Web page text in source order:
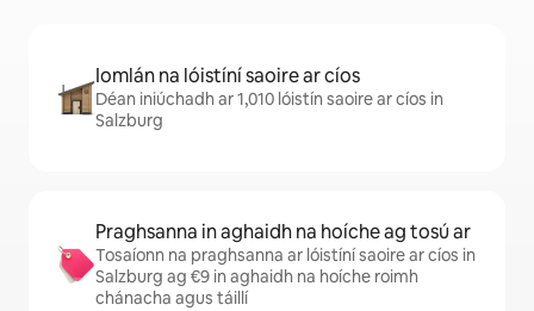
Iomlán na lóistíní saoire ar cíos
Déan iniúchadh ar 1,010 lóistín saoire ar cíos in
Salzburg
Praghsanna in aghaidh na hoíche ag tosú ar
Tosaíonn na praghsanna ar lóistíní saoire ar cíos in
Salzburg ag €9 in aghaidh na hoíche roimh
chánacha agus táillí